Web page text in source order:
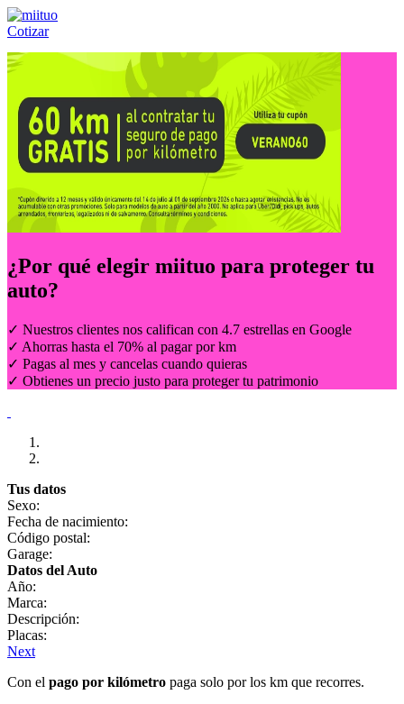
Cotizar
Llámanos al:(55) 84-21-05-00 ó
¿Por qué elegir miituo para proteger tu
auto?
✓ Nuestros clientes nos califican con 4.7 estrellas en Google
✓ Ahorras hasta el 70% al pagar por km
✓ Pagas al mes y cancelas cuando quieras
✓ Obtienes un precio justo para proteger tu patrimonio
Tus datos
Sexo:
Fecha de nacimiento:
Código postal:
Garage:
Datos del Auto
Año:
Marca:
Descripción:
Placas:
Next
Con el pago por kilómetro paga solo por los km que recorres.